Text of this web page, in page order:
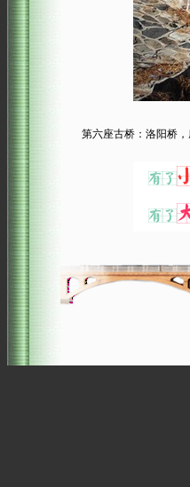
第六座古桥：洛阳桥，